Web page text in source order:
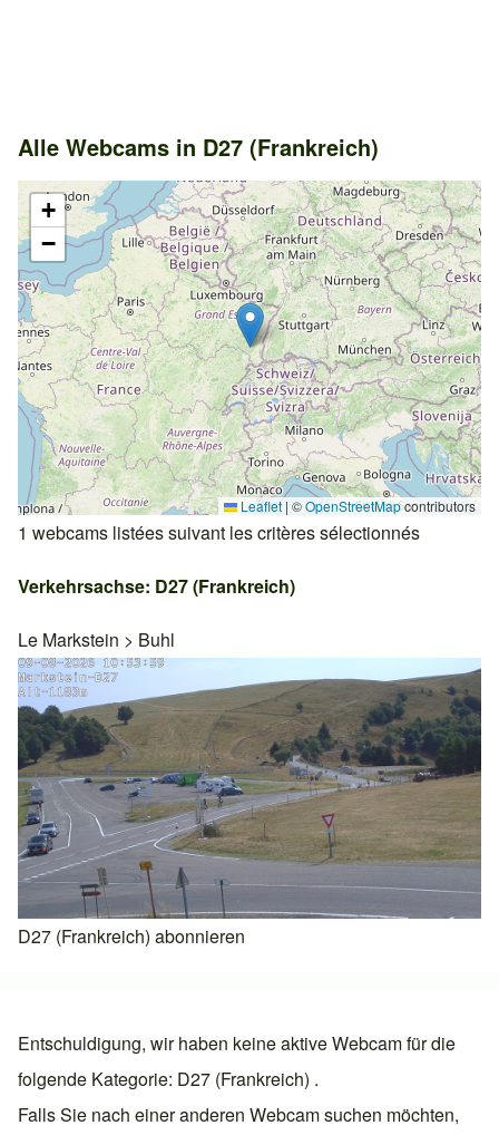
Alle Webcams in D27 (Frankreich)
+
−
Leaflet | ©OpenStreetMapcontributors
1 webcams listées suivant les critères sélectionnés
Verkehrsachse: D27 (Frankreich)
Le Markstein > Buhl
D27 (Frankreich) abonnieren
Entschuldigung, wir haben keine aktive Webcam für die
folgende Kategorie: D27 (Frankreich) .
Falls Sie nach einer anderen Webcam suchen möchten,